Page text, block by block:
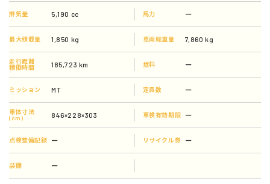
排気量 5,190 cc 馬力 ー
最大積載量 1,850 kg 車両総重量 7,860 kg
走行距離
稼働時間
185,723 km 燃料 ー
ミッション MT 定員数 ー
車体寸法
(cm)
846×228×303 車検有効期限 ー
点検整備記録 ー リサイクル券 ー
装備 ー